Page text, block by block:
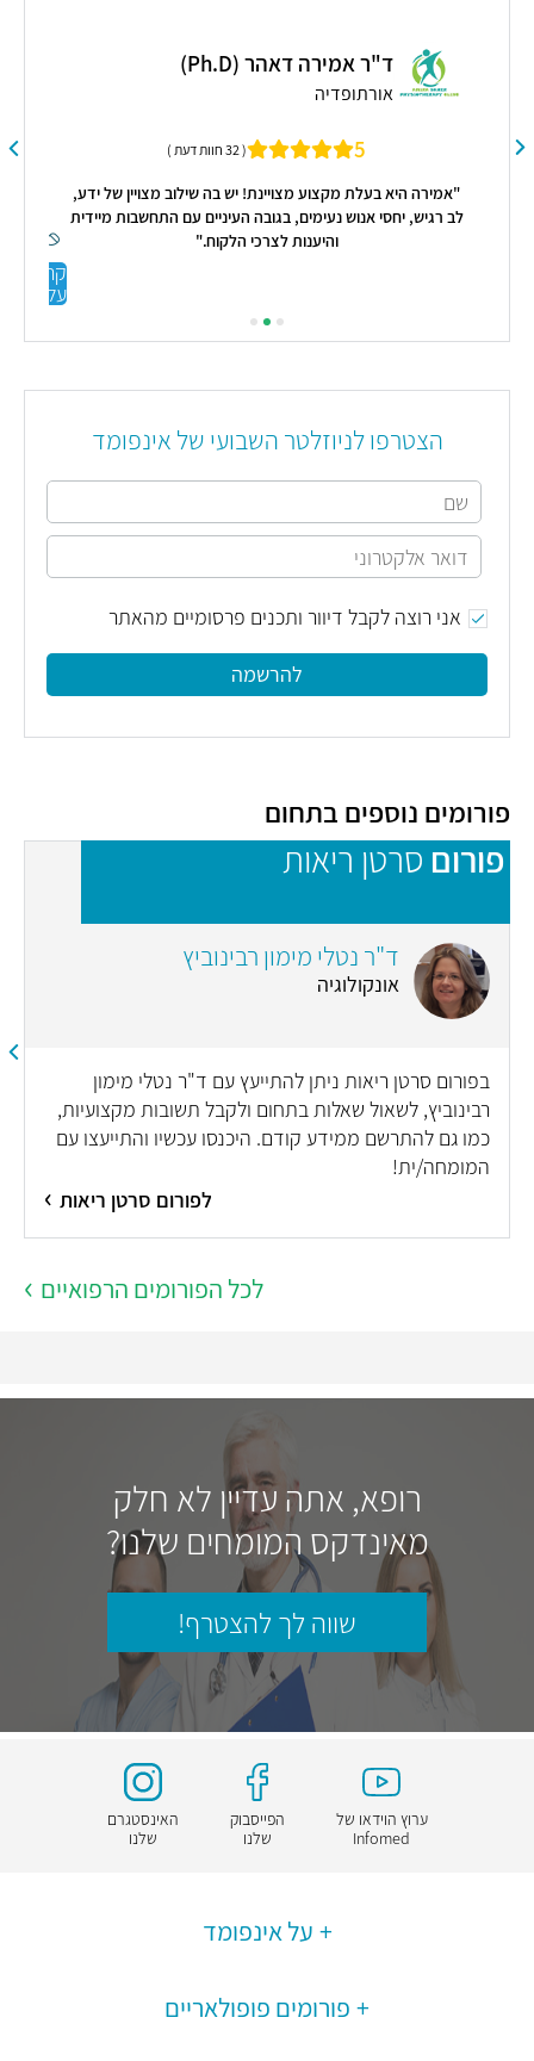
ד"ר אמירה דאהר (Ph.D)
אורתופדיה
5 ( 32 חוות דעת )
"אמירה היא בעלת מקצוע מצויינת! יש בה שילוב מצויין של ידע,
לב רגיש, יחסי אנוש נעימים, בגובה העיניים עם התחשבות מיידית
והיענות לצרכי הלקוח."
קראו
עליי
הצטרפו לניוזלטר השבועי של אינפומד
אני רוצה לקבל דיוור ותכנים פרסומיים מהאתר
להרשמה
פורומים נוספים בתחום
פורום סרטן ריאות
ד"ר נטלי מימון רבינוביץ
אונקולוגיה
בפורום סרטן ריאות ניתן להתייעץ עם ד"ר נטלי מימון
רבינוביץ, לשאול שאלות בתחום ולקבל תשובות מקצועיות,
כמו גם להתרשם ממידע קודם. היכנסו עכשיו והתייעצו עם
המומחה/ית!
לפורום סרטן ריאות
לכל הפורומים הרפואיים
רופא, אתה עדיין לא חלק
מאינדקס המומחים שלנו?
שווה לך להצטרף!
ערוץ הוידאו של
Infomed
הפייסבוק
שלנו
האינסטגרם
שלנו
על אינפומד
פורומים פופולאריים